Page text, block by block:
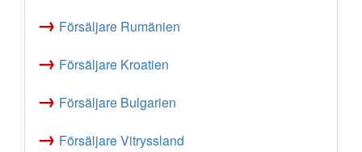
→ Försäljare Rumänien
→ Försäljare Kroatien
→ Försäljare Bulgarien
→ Försäljare Vitryssland